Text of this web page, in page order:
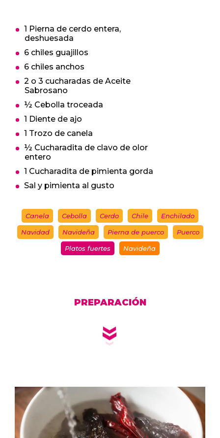
1 Pierna de cerdo entera,
deshuesada
6 chiles guajillos
6 chiles anchos
2 o 3 cucharadas de Aceite
Sabrosano
½ Cebolla troceada
1 Diente de ajo
1 Trozo de canela
½ Cucharadita de clavo de olor
entero
1 Cucharadita de pimienta gorda
Sal y pimienta al gusto
Canela Cebolla Cerdo Chile Enchilado
Navidad Navideña Pierna de puerco Puerco
Platos fuertes Navideña
PREPARACIÓN